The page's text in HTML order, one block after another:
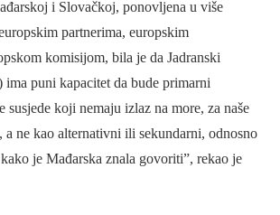
i Slovačkoj, ponovljena u više
partnerima, europskim
komisijom, bila je da Jadranski
puni kapacitet da bude primarni
susjede koji nemaju izlaz na more, za naše
a ne kao alternativni ili sekundarni, odnosno
je Mađarska znala govoriti”, rekao je